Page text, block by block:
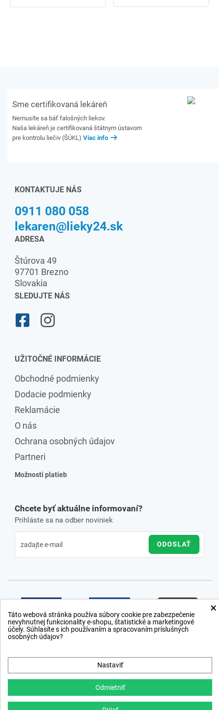
Sme certifikovaná lekáreň
Nemusíte sa báť falošných liekov.
Naša lekáreň je certifikovaná štátnym ústavom
pre kontrolu liečiv (ŠÚKL) Viac info
KONTAKTUJE NÁS
0911 080 058
lekaren@lieky24.sk
ADRESA
Štúrova 49
97701 Brezno
Slovakia
SLEDUJTE NÁS
UŽITOČNÉ INFORMÁCIE
Obchodné podmienky
Dodacie podmienky
Reklamácie
O nás
Ochrana osobných údajov
Partneri
Možnosti platieb
Chcete byť aktuálne informovaní?
Prihláste sa na odber noviniek
ODOSLAŤ
×
Táto webová stránka používa súbory cookie pre zabezpečenie
nevyhnutnej funkcionality e-shopu, štatistické a marketingové
účely. Súhlasíte s ich používaním a spracovaním príslušných
osobných údajov?
Nastaviť
Odmietniť